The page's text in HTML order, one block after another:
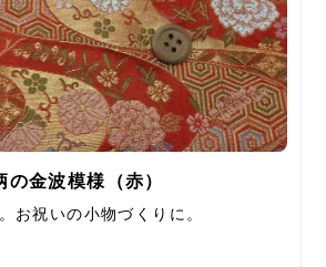
金波模様（赤）
お祝いの小物づくりに。